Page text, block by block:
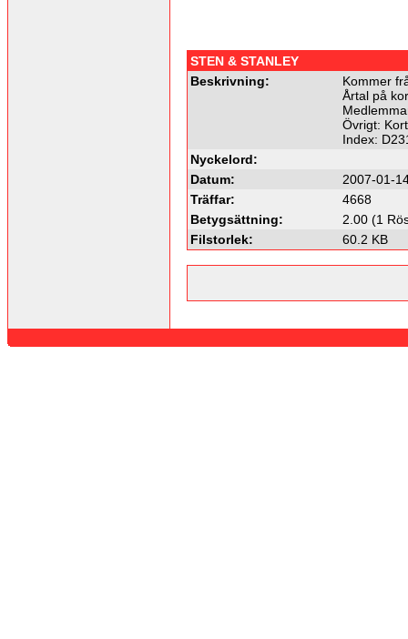
STEN & STANLEY
Beskrivning:
Kommer
Årtal på
Övrigt:
Index:
Nyckelord:
Datum:
2007-01-
Träffar:
4668
Betygsättning:
2.00 (1
Filstorlek:
60.2 KB